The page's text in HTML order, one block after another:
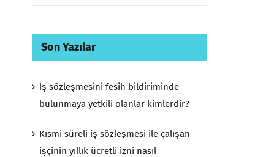
Son Yazılar
İş sözleşmesini fesih bildiriminde
bulunmaya yetkili olanlar kimlerdir?
Kısmi süreli iş sözleşmesi ile çalışan
işçinin yıllık ücretli izni nasıl